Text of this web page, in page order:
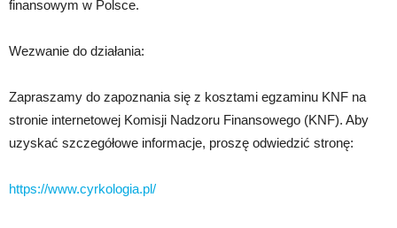
finansowym w Polsce.
Wezwanie do działania:
Zapraszamy do zapoznania się z kosztami egzaminu KNF na
stronie internetowej Komisji Nadzoru Finansowego (KNF). Aby
uzyskać szczegółowe informacje, proszę odwiedzić stronę:
https://www.cyrkologia.pl/